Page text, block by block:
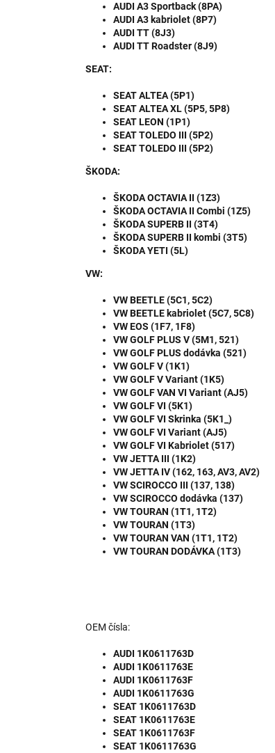
AUDI A3 Sportback (8PA)
AUDI A3 kabriolet (8P7)
AUDI TT (8J3)
AUDI TT Roadster (8J9)
SEAT:
SEAT ALTEA (5P1)
SEAT ALTEA XL (5P5, 5P8)
SEAT LEON (1P1)
SEAT TOLEDO III (5P2)
SEAT TOLEDO III (5P2)
ŠKODA:
ŠKODA OCTAVIA II (1Z3)
ŠKODA OCTAVIA II Combi (1Z5)
ŠKODA SUPERB II (3T4)
ŠKODA SUPERB II kombi (3T5)
ŠKODA YETI (5L)
VW:
VW BEETLE (5C1, 5C2)
VW BEETLE kabriolet (5C7, 5C8)
VW EOS (1F7, 1F8)
VW GOLF PLUS V (5M1, 521)
VW GOLF PLUS dodávka (521)
VW GOLF V (1K1)
VW GOLF V Variant (1K5)
VW GOLF VAN VI Variant (AJ5)
VW GOLF VI (5K1)
VW GOLF VI Skrinka (5K1_)
VW GOLF VI Variant (AJ5)
VW GOLF VI Kabriolet (517)
VW JETTA III (1K2)
VW JETTA IV (162, 163, AV3, AV2)
VW SCIROCCO III (137, 138)
VW SCIROCCO dodávka (137)
VW TOURAN (1T1, 1T2)
VW TOURAN (1T3)
VW TOURAN VAN (1T1, 1T2)
VW TOURAN DODÁVKA (1T3)
OEM čísla:
AUDI 1K0611763D
AUDI 1K0611763E
AUDI 1K0611763F
AUDI 1K0611763G
SEAT 1K0611763D
SEAT 1K0611763E
SEAT 1K0611763F
SEAT 1K0611763G